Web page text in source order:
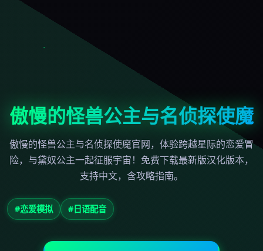
傲慢的怪兽公主与名侦探使魔
傲慢的怪兽公主与名侦探使魔官网，体验跨越星际的恋爱冒
险，与黛奴公主一起征服宇宙！免费下载最新版汉化版本，
支持中文，含攻略指南。
#恋爱模拟 #日语配音